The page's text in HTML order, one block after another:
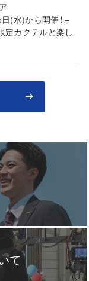
(水)から開催！ –
定カクテルと楽し
て